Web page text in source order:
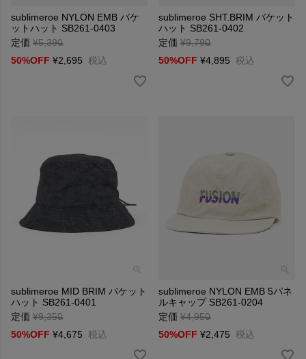
sublimeroe NYLON EMB バケ
ットハット SB261-0403
定価 ¥5,390
→
50%OFF ¥2,695 税込
sublimeroe SHT.BRIM バケット
ハット SB261-0402
定価 ¥9,790
→
50%OFF ¥4,895 税込
sublimeroe MID BRIM バケット
ハット SB261-0401
定価 ¥9,350
→
50%OFF ¥4,675 税込
sublimeroe NYLON EMB 5パネ
ルキャップ SB261-0204
定価 ¥4,950
→
50%OFF ¥2,475 税込